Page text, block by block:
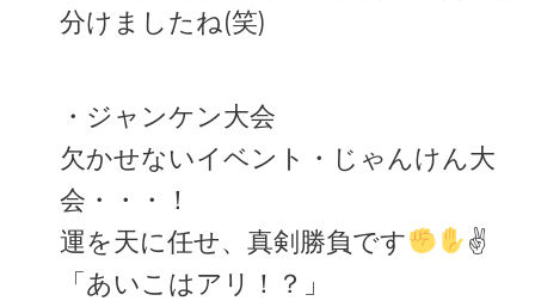
分けましたね(笑)
・ジャンケン大会
欠かせないイベント・じゃんけん大
会・・・！
運を天に任せ、真剣勝負です
✌
「あいこはアリ！？」